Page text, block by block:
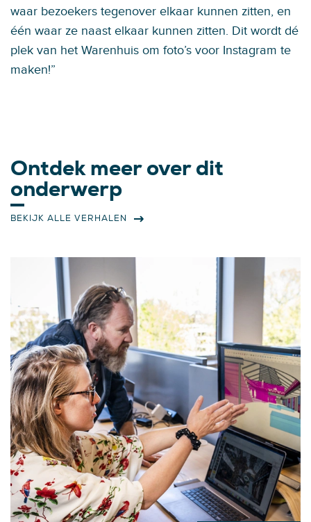
waar bezoekers tegenover elkaar kunnen zitten, en
één waar ze naast elkaar kunnen zitten. Dit wordt dé
plek van het Warenhuis om foto’s voor Instagram te
maken!”
Ontdek meer over dit
onderwerp
BEKIJK ALLE VERHALEN